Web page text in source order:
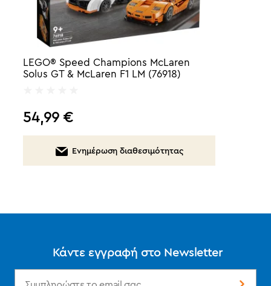
LEGO® Speed Champions McLaren
Solus GT & McLaren F1 LM (76918)
54,99 €
Ενημέρωση διαθεσιμότητας
Κάντε εγγραφή στο Newsletter